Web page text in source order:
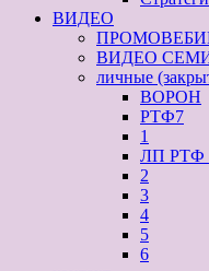
ВИДЕО
ВИДЕО
личные
ВОРОН
РТФ7
1
ЛП РТФ
2
3
4
5
6